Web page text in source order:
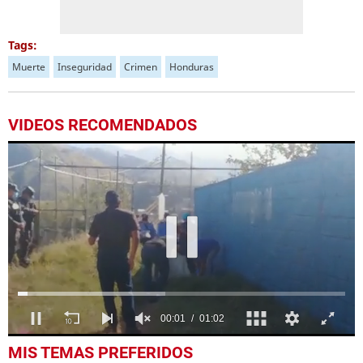
Tags:
Muerte Inseguridad Crimen Honduras
VIDEOS RECOMENDADOS
seconds
MIS TEMAS PREFERIDOS